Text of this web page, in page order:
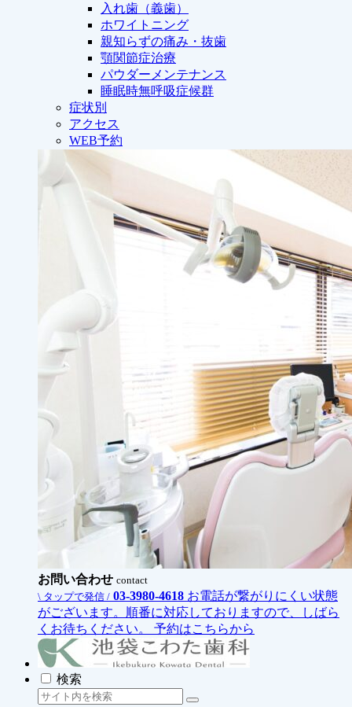
入れ歯（義歯）
ホワイトニング
親知らずの痛み・抜歯
顎関節症治療
パウダーメンテナンス
睡眠時無呼吸症候群
症状別
アクセス
WEB予約
お問い合わせ contact
\ タップで発信 / 03-3980-4618 お電話が繋がりにくい状態
がございます。順番に対応しておりますので、しばら
くお待ちください。
予約はこちらから
検索